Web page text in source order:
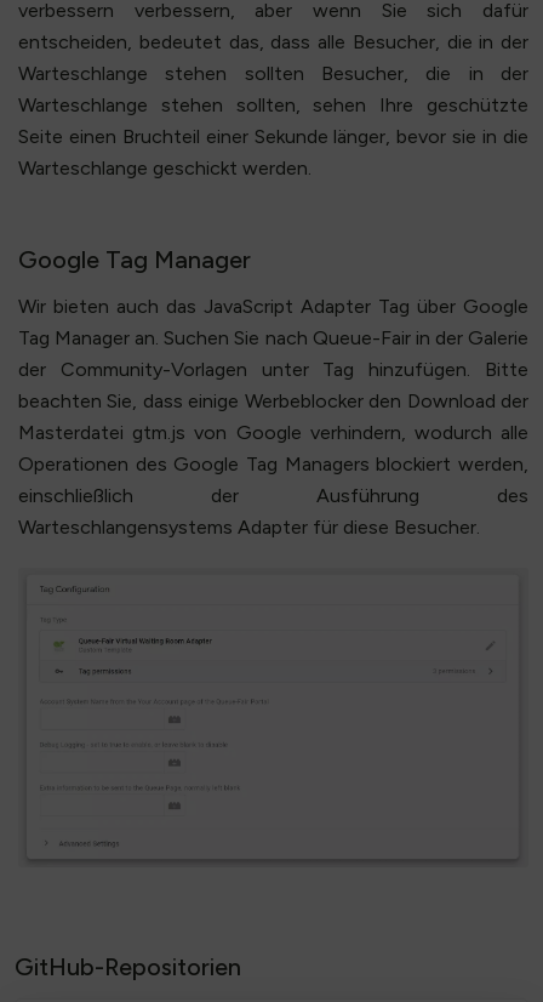
verbessern verbessern, aber wenn Sie sich dafür
entscheiden, bedeutet das, dass alle Besucher, die in der
Warteschlange stehen sollten Besucher, die in der
Warteschlange stehen sollten, sehen Ihre geschützte
Seite einen Bruchteil einer Sekunde länger, bevor sie in die
Warteschlange geschickt werden.
Google Tag Manager
Wir bieten auch das JavaScript Adapter Tag über Google
Tag Manager an. Suchen Sie nach Queue-Fair in der Galerie
der Community-Vorlagen unter Tag hinzufügen. Bitte
beachten Sie, dass einige Werbeblocker den Download der
Masterdatei gtm.js von Google verhindern, wodurch alle
Operationen des Google Tag Managers blockiert werden,
einschließlich der Ausführung des
Warteschlangensystems Adapter für diese Besucher.
GitHub-Repositorien